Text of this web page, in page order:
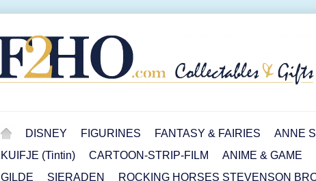
DISNEY FIGURINES FANTASY & FAIRIES
ANNE
KUIFJE (Tintin)
CARTOON-STRIP-FILM ANIME & GAME
GILDE
SIERADEN
ROCKING HORSES STEVENSON